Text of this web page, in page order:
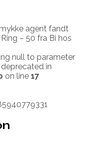
agent fandt
– 50 fra Bi hos
null to parameter
in
on line 17